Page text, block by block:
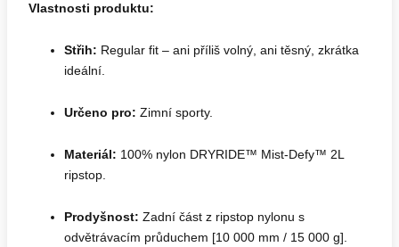
Vlastnosti produktu:
Střih: Regular fit – ani příliš volný, ani těsný, zkrátka
ideální.
Určeno pro: Zimní sporty.
Materiál: 100% nylon DRYRIDE™ Mist-Defy™ 2L
ripstop.
Prodyšnost: Zadní část z ripstop nylonu s
odvětrávacím průduchem [10 000 mm / 15 000 g].